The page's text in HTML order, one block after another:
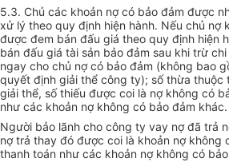
5.3. Chủ các khoản nợ có bảo đảm được
xử lý theo quy định hiện hành. Nếu chủ nợ
được đem bán đấu giá theo quy định hiện
bán đấu giá tài sản bảo đảm sau khi trừ
ngay cho chủ nợ có bảo đảm (không bao
quyết định giải thể công ty); số thừa thuộc
giải thể, số thiếu được coi là nợ không có
như các khoản nợ không có bảo đảm khác.
Người bảo lãnh cho công ty vay nợ đã trả
nợ trả thay đó được coi là khoản nợ không
thanh toán như các khoản nợ không có